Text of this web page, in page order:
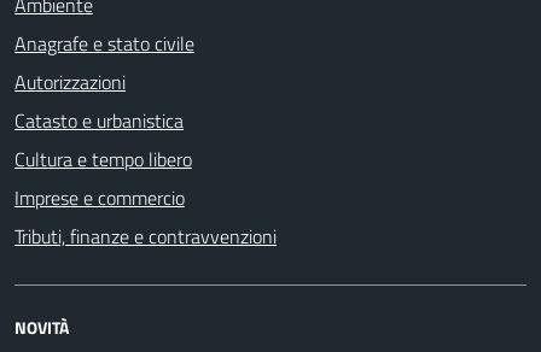
Anagrafe e stato civile
Autorizzazioni
Catasto e urbanistica
Cultura e tempo libero
Imprese e commercio
Tributi, finanze e contravvenzioni
NOVITÀ